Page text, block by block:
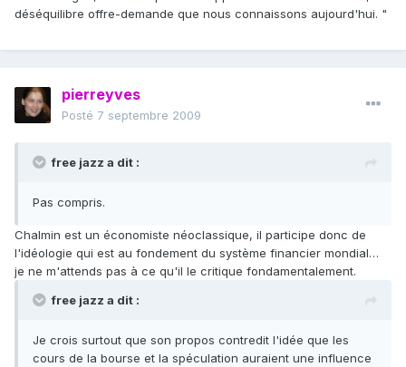
déséquilibre offre-demande que nous connaissons aujourd'hui. "
pierreyves
Posté 7 septembre 2009
free jazz a dit :
Pas compris.
Chalmin est un économiste néoclassique, il participe donc de
l'idéologie qui est au fondement du système financier mondial…
je ne m'attends pas à ce qu'il le critique fondamentalement.
free jazz a dit :
Je crois surtout que son propos contredit l'idée que les
cours de la bourse et la spéculation auraient une influence